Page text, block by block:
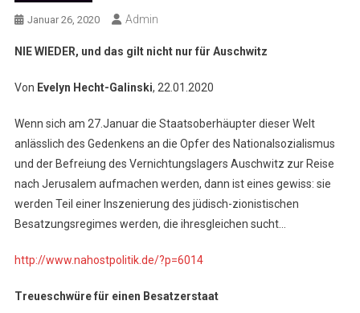
Januar 26, 2020 Admin
NIE WIEDER, und das gilt nicht nur für Auschwitz
Von Evelyn Hecht-Galinski, 22.01.2020
Wenn sich am 27.Januar die Staatsoberhäupter dieser Welt
anlässlich des Gedenkens an die Opfer des Nationalsozialismus
und der Befreiung des Vernichtungslagers Auschwitz zur Reise
nach Jerusalem aufmachen werden, dann ist eines gewiss: sie
werden Teil einer Inszenierung des jüdisch-zionistischen
Besatzungsregimes werden, die ihresgleichen sucht…
http://www.nahostpolitik.de/?p=6014
Treueschwüre für einen Besatzerstaat